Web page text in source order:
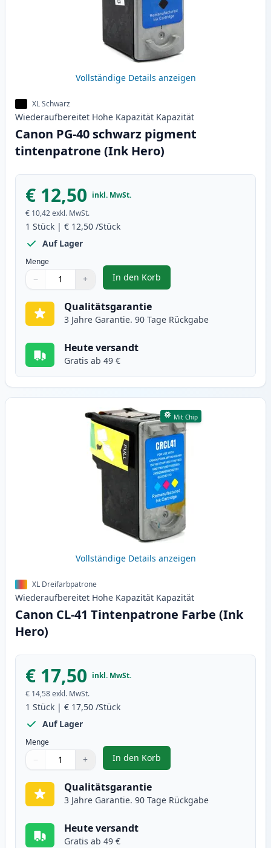
Vollständige Details anzeigen
XL Schwarz
Wiederaufbereitet Hohe Kapazität Kapazität
Canon PG-40 schwarz pigment
tintenpatrone (Ink Hero)
€ 12,50 inkl. MwSt.
€ 10,42exkl. MwSt.
1 Stück | € 12,50 /Stück
Auf Lager
Menge
Verwenden Sie die Tasten, um anzupassen
− +
1
In den Korb
, Canon PG-40 schwarz
Qualitätsgarantie
3 Jahre Garantie. 90 Tage Rückgabe
Heute versandt
Gratis ab 49 €
Mit Chip
Vollständige Details anzeigen
XL Dreifarbpatrone
Wiederaufbereitet Hohe Kapazität Kapazität
Canon CL-41 Tintenpatrone Farbe (Ink
Hero)
€ 17,50 inkl. MwSt.
€ 14,58exkl. MwSt.
1 Stück | € 17,50 /Stück
Auf Lager
Menge
Verwenden Sie die Tasten, um anzupassen
− +
1
In den Korb
, Canon CL-41 Tintenpatrone
Qualitätsgarantie
3 Jahre Garantie. 90 Tage Rückgabe
Heute versandt
Gratis ab 49 €